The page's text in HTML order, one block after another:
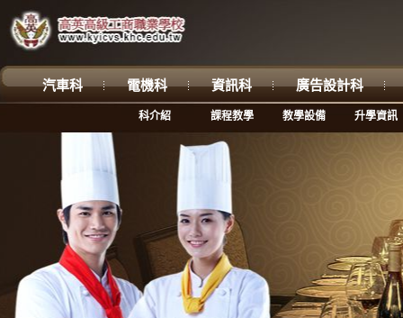
汽車科 電機科 資訊科 廣告設計科
科介紹 課程教學 教學設備 升學資訊